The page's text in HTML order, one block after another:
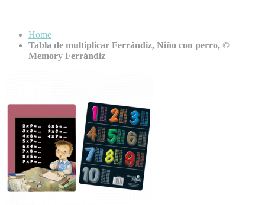
Home
Tabla de multiplicar Ferrándiz, Niño con perro, ©
Memory Ferrándiz